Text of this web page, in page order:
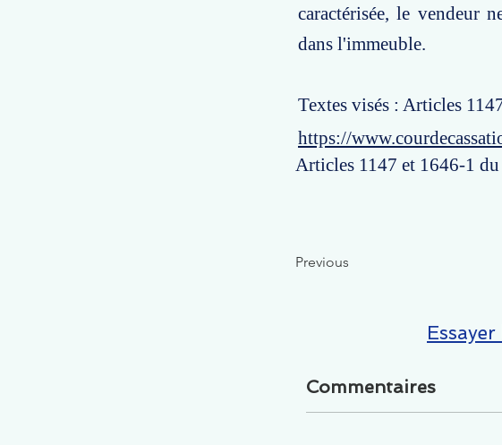
caractérisée, le vendeur
dans l'immeuble.
Textes visés : Articles
https://
Articles 1147 et 1646-1
Previous
Commentaires